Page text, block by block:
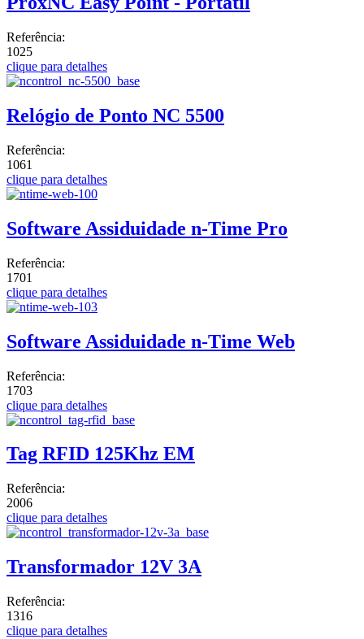
Referência:
1025
clique para detalhes
Relógio de Ponto NC 5500
Referência:
1061
clique para detalhes
Software Assiduidade n-Time Pro
Referência:
1701
clique para detalhes
Software Assiduidade n-Time Web
Referência:
1703
clique para detalhes
Tag RFID 125Khz EM
Referência:
2006
clique para detalhes
Transformador 12V 3A
Referência:
1316
clique para detalhes